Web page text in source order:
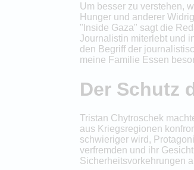
Um besser zu verstehen,
Hunger und anderer
"Inside Gaza" sagt die
Journalistin miterlebt und
den Begriff der
meine Familie Essen
Der Schutz
Tristan Chytroschek
aus Kriegsregionen
schwieriger wird,
verfremden und ihr
Sicherheitsvorkehrungen